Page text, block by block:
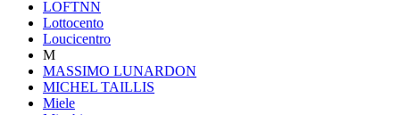
LOFTNN
Lottocento
Loucicentro
M
MASSIMO LUNARDON
MICHEL TAILLIS
Miele